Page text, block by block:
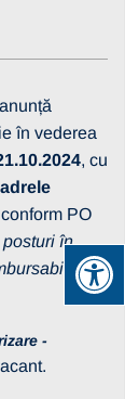
în vederea
, cu
PO
în
, a
-